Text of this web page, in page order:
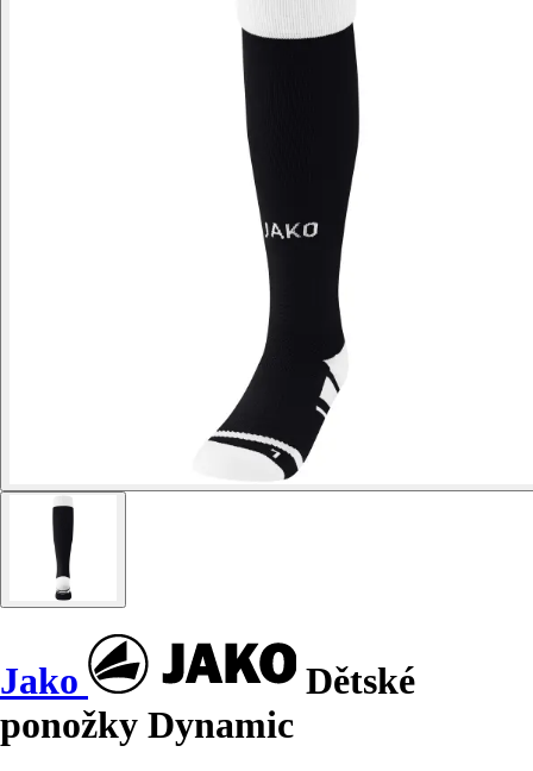
Jako
Dětské
ponožky Dynamic